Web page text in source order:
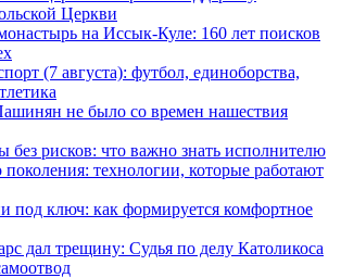
Церкви
на Иссык-Куле: 160 лет поисков
(7 августа): футбол, единоборства,
не было со времен нашествия
без рисков: что важно знать исполнителю
технологии, которые работают
под ключ: как формируется комфортное
дал трещину: Судья по делу Католикоса